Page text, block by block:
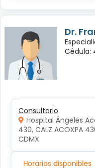
Dr.
Cédula:
Consultorio
Hospital Ángeles
430, CALZ ACOXPA
CDMX
Horarios disponibles